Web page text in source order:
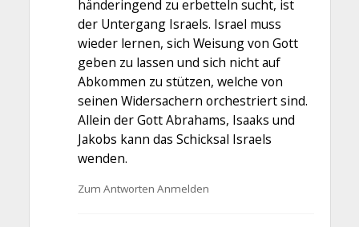
händeringend zu erbetteln sucht, ist
der Untergang Israels. Israel muss
wieder lernen, sich Weisung von Gott
geben zu lassen und sich nicht auf
Abkommen zu stützen, welche von
seinen Widersachern orchestriert sind.
Allein der Gott Abrahams, Isaaks und
Jakobs kann das Schicksal Israels
wenden.
Zum Antworten Anmelden